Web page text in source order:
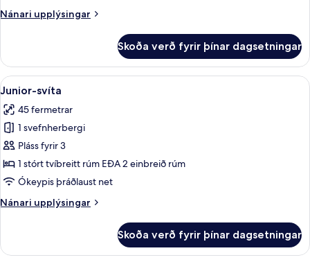
tvíbreitt
Nánari upplýsingar
Nánari
herbergi
1
tvíbreitt
rúm
Skoða verð fyrir þínar dagsetningar
Skoða
allar
myndir
fyrir
Junior-
svíta
Junior-svíta | Rúmföt af bestu gerð,
11
Junior-svíta
45 fermetrar
1 svefnherbergi
Pláss fyrir 3
1 stórt tvíbreitt rúm EÐA 2 einbreið rúm
Ókeypis þráðlaust net
Nánari upplýsingar
Nánari
svíta
Skoða verð fyrir þínar dagsetningar